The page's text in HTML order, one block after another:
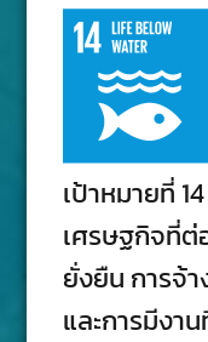
เป้าหมายที่
เศรษฐกิจที่ต่
ยั่งยืน การจ้
และการมีงา